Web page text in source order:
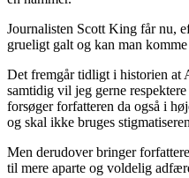
Journalisten Scott King får nu,
grueligt galt og kan man
Det fremgår tidligt i historien at
samtidig vil jeg gerne
forsøger forfatteren da også i
og skal ikke bruges
Men derudover bringer
til mere aparte og voldelig